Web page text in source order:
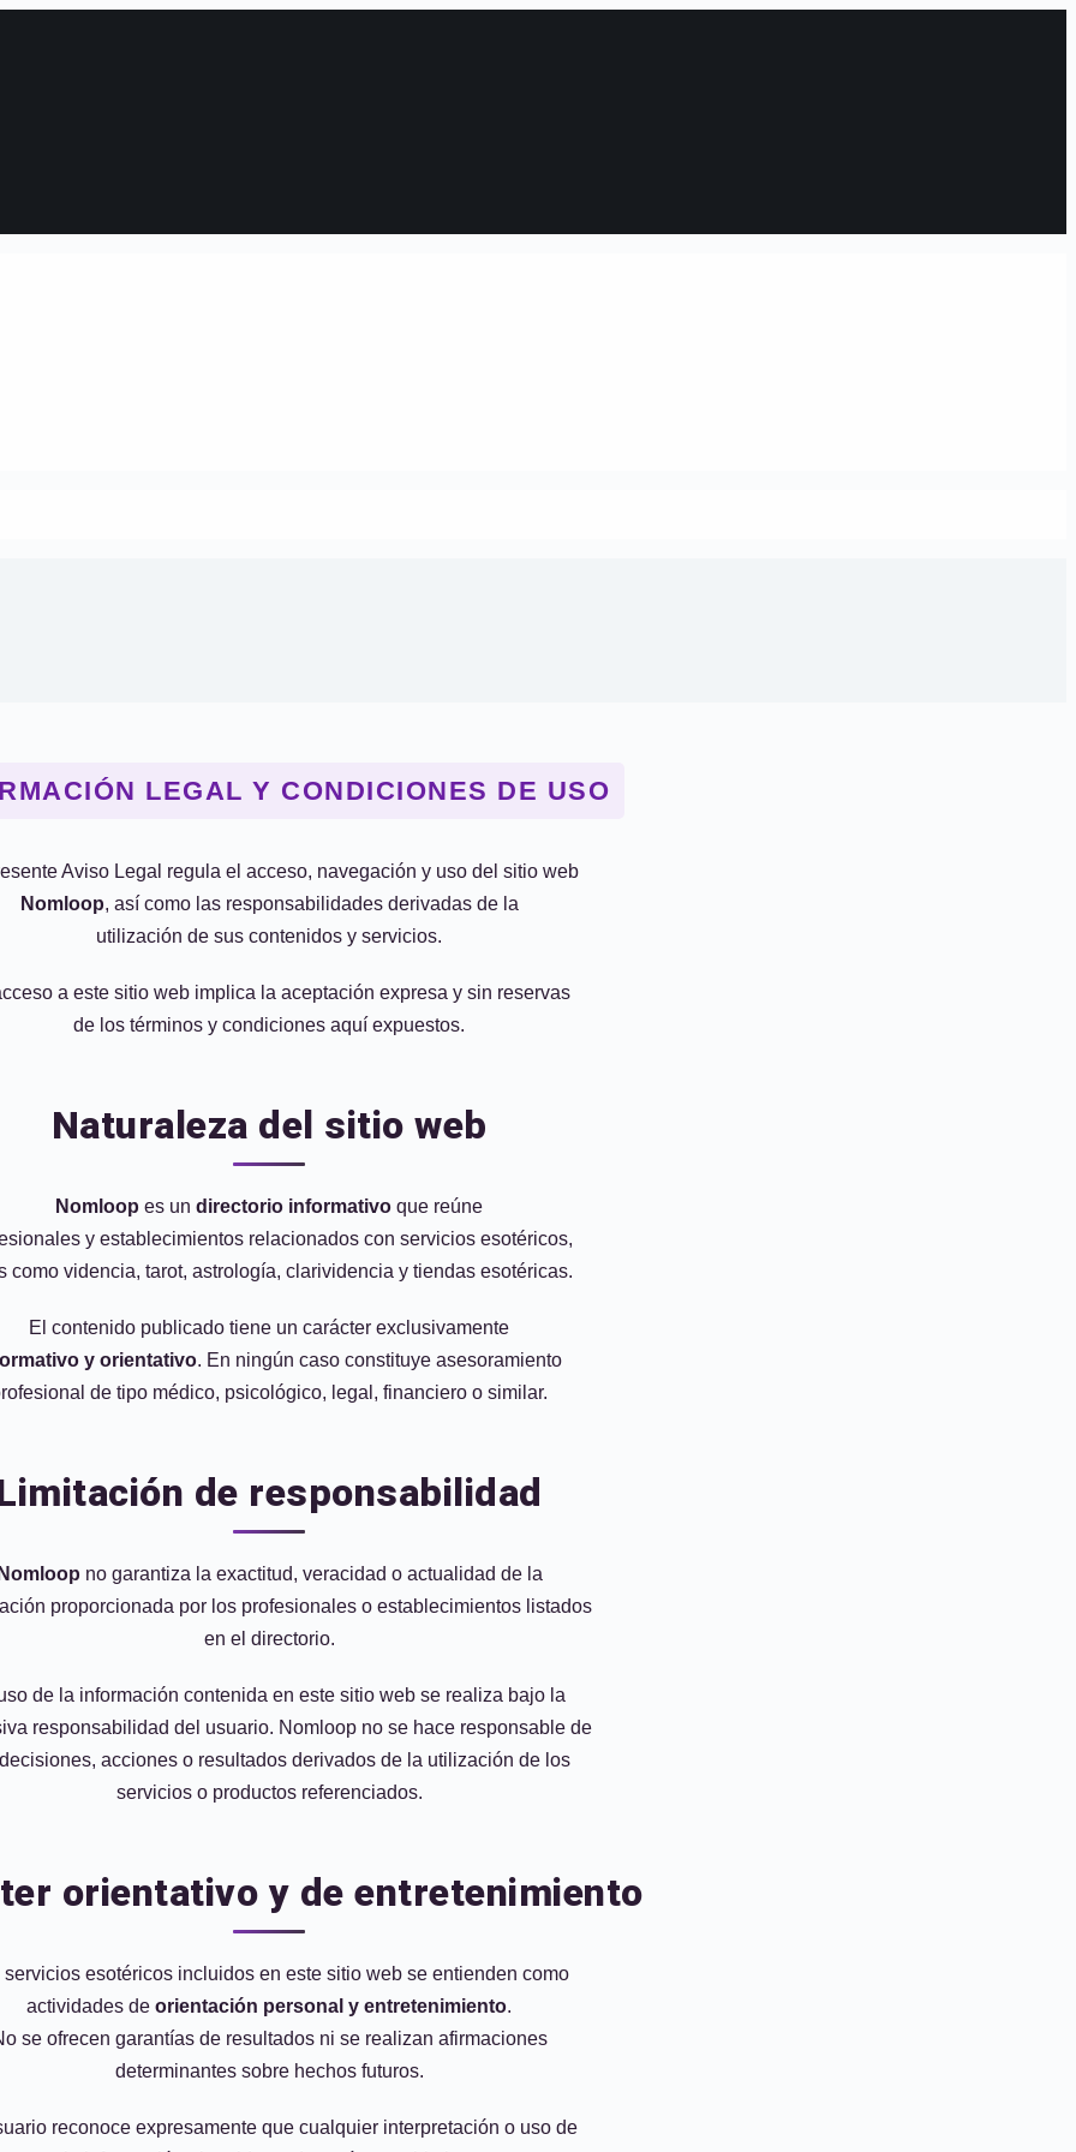
LEGAL Y CONDICIONES DE USO
Aviso Legal regula el acceso, navegación y uso del sitio web
Nomloop, así como las responsabilidades derivadas de la
utilización de sus contenidos y servicios.
a este sitio web implica la aceptación expresa y sin reservas
de los términos y condiciones aquí expuestos.
Naturaleza del sitio web
Nomloop es un directorio informativo que reúne
y establecimientos relacionados con servicios esotéricos,
como videncia, tarot, astrología, clarividencia y tiendas esotéricas.
El contenido publicado tiene un carácter exclusivamente
y orientativo. En ningún caso constituye asesoramiento
de tipo médico, psicológico, legal, financiero o similar.
de responsabilidad
no garantiza la exactitud, veracidad o actualidad de la
proporcionada por los profesionales o establecimientos listados
en el directorio.
de la información contenida en este sitio web se realiza bajo la
responsabilidad del usuario. Nomloop no se hace responsable de
acciones o resultados derivados de la utilización de los
servicios o productos referenciados.
orientativo y de entretenimiento
servicios esotéricos incluidos en este sitio web se entienden como
actividades de orientación personal y entretenimiento.
se ofrecen garantías de resultados ni se realizan afirmaciones
determinantes sobre hechos futuros.
reconoce expresamente que cualquier interpretación o uso de